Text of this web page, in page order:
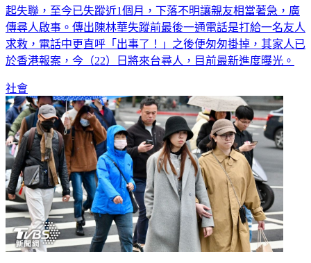
起失聯，至今已失蹤近1個月，下落不明讓親友相當著急，廣
傳尋人啟事。傳出陳林華失蹤前最後一通電話是打給一名友人
求救，電話中更直呼「出事了！」之後便匆匆掛掉，其家人已
於香港報案，今（22）日將來台尋人，目前最新進度曝光。
社會